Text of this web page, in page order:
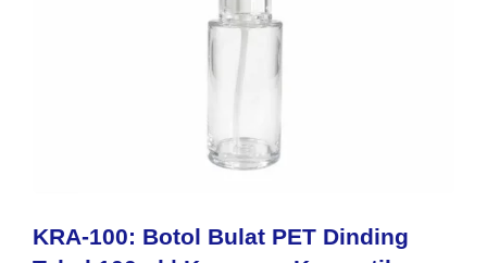
KRA-100: Botol Bulat PET Dinding